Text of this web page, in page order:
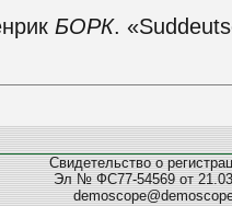
БОРК.
Свидетельство о
Эл № ФС77-54569 от